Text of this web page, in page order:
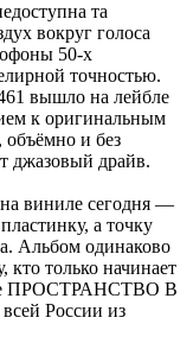
та
вокруг голоса
50-х
точностью.
вышло на лейбле
к оригинальным
объёмно и без
джазовый драйв.
виниле сегодня —
а точку
Альбом одинаково
только начинает
ПРОСТРАНСТВО В
России из